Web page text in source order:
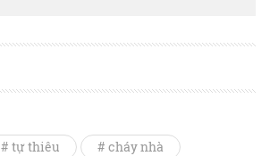
# tự thiêu
# cháy nhà